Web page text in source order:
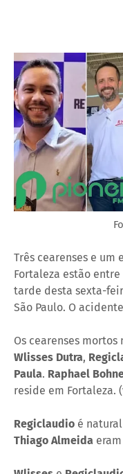
Três cearenses e um
Fortaleza estão
tarde desta sexta-
São Paulo. O
Os cearenses
Wlisses Dutra,
Paula. Raphael
reside em Fortaleza.
Regiclaudio é
Thiago Almeida